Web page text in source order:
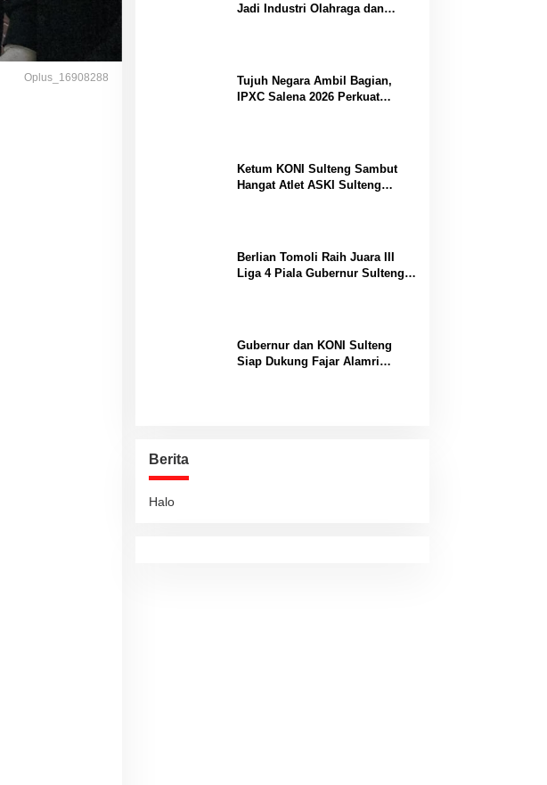
Oplus_16908288
Jadi Industri Olahraga dan
Tujuh Negara Ambil Bagian,
IPXC Salena 2026 Perkuat
Ketum KONI Sulteng Sambut
Hangat Atlet ASKI Sulteng
Berlian Tomoli Raih Juara III
Liga 4 Piala Gubernur Sulteng
Gubernur dan KONI Sulteng
Siap Dukung Fajar Alamri
Berita
Halo